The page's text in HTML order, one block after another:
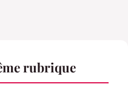
rubrique